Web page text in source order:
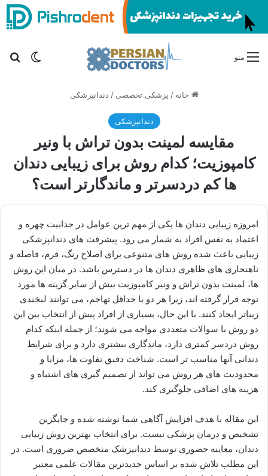
تغییر منو
خانه / پزشکی تخصصی / دندانپزشکی
دندانپزشکی
مقایسه لمینت بدون تراش با ونیر
کامپوزیت؛ کدام روش برای زیبایی دندان
ها کم دردسرتر و ماندگارتر است؟
امروزه زیبایی دندان ها یکی از مهم ترین عوامل در جذابیت چهره و
اعتماد به نفس افراد به شمار می رود. پیشرفت های دندانپزشکی
زیبایی باعث شده روش های متنوعی برای اصلاح رنگ، فرم، فاصله و
ناهنجاری های ظاهری دندان ها در دسترس باشد. در میان این روش
ها، لمینت بدون تراش و ونیر کامپوزیت بیش از سایر گزینه ها مورد
توجه قرار گرفته اند، زیرا هر دو با حداقل تهاجم، می توانند لبخندی
زیباتر ایجاد کنند. با این حال، بسیاری از افراد پیش از انتخاب بین این
دو روش با سوالات متعددی مواجه می شوند؛ از جمله اینکه کدام
روش دردسر کمتری دارد، ماندگاری بیشتری دارد و برای شرایط
دندانی آنها مناسب تر است. شناخت دقیق تفاوت ها، مزایا و
محدودیت های هر روش می تواند از تصمیم گیری های اشتباه و
هزینه های اضافی جلوگیری کند.
این مقاله با هدف افزایش آگاهی شما نوشته شده و جایگزین
تشخیص و درمان پزشکی نیست. برای انتخاب بهترین روش زیبایی
دندان، معاینه حضوری توسط دندانپزشک متخصص ضروری است. در
این مطلب تلاش شده بر اساس جدیدترین مقالات علمی معتبر